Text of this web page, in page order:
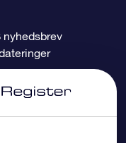
nyhedsbrev